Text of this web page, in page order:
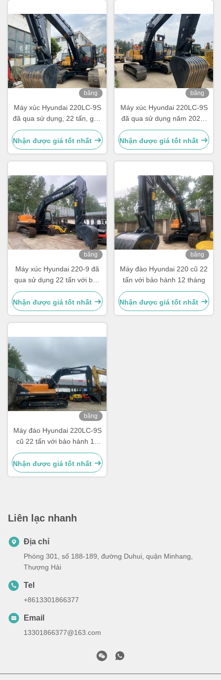
băng
Máy xúc Hyundai 220LC-9S
đã qua sử dụng, 22 tấn, gầu
1.05m³
Nhận được giá tốt nhất
băng
Máy xúc Hyundai 220LC-9S
đã qua sử dụng năm 2023,
22 tấn, gầu 1.05m³
Nhận được giá tốt nhất
băng
Máy xúc Hyundai 220-9 đã
qua sử dụng 22 tấn với bảo
hành 12 tháng
Nhận được giá tốt nhất
băng
Máy đào Hyundai 220 cũ 22
tấn với bảo hành 12 tháng
Nhận được giá tốt nhất
băng
Máy đào Hyundai 220LC-9S
cũ 22 tấn với bảo hành 12
tháng
Nhận được giá tốt nhất
Liên lạc nhanh
Địa chỉ
Phòng 301, số 188-189, đường Duhui, quận Minhang,
Thượng Hải
Tel
+8613301866377
Email
13301866377@163.com